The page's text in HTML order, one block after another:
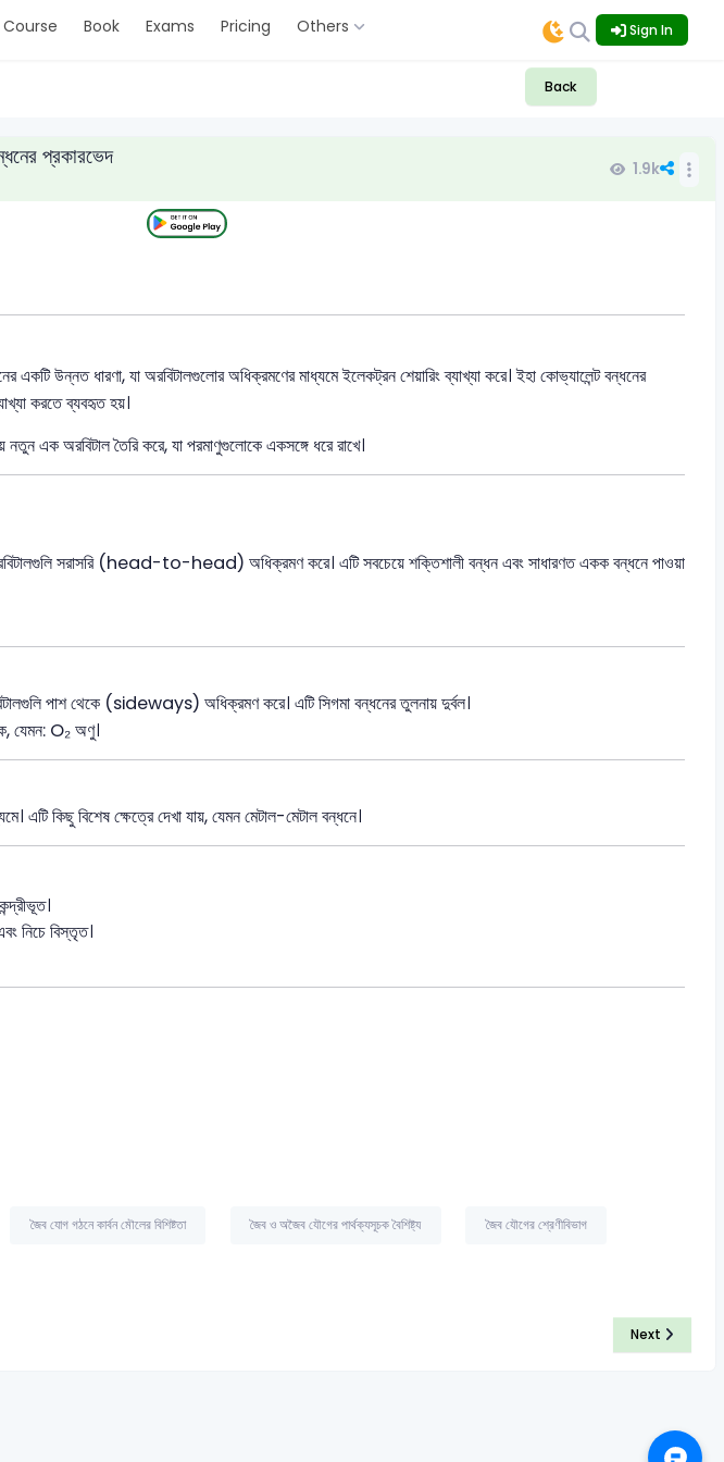
Course Book Exams Pricing Others Sign In
Back
প্রকারভেদ 1.9k
একটি উন্নত ধারণা, যা অরবিটালগুলোর অধিক্রমণের মাধ্যমে ইলেকট্রন শেয়ারিং ব্যাখ্যা করে। ইহা কোভ্যালেন্ট বন্ধনের
করতে ব্যবহৃত হয়।
এক অরবিটাল তৈরি করে, যা পরমাণুগুলোকে একসঙ্গে ধরে রাখে।
সরাসরি (head-to-head) অধিক্রমণ করে। এটি সবচেয়ে শক্তিশালী বন্ধন এবং সাধারণত একক বন্ধনে পাওয়া
পাশ থেকে (sideways) অধিক্রমণ করে। এটি সিগমা বন্ধনের তুলনায় দুর্বল।
যেমন: O₂ অণু।
এটি কিছু বিশেষ ক্ষেত্রে দেখা যায়, যেমন মেটাল-মেটাল বন্ধনে।
নিচে বিস্তৃত।
জৈব যোগ গঠনে কার্বন মৌলের বিশিষ্টতা জৈব ও অজৈব যৌগের পার্থক্যসূচক বৈশিষ্ট্য জৈব যৌগের শ্রেণীবিভাগ
Next